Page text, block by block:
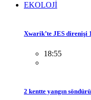
EKOLOJİ
Xwarik’te JES direnişi
18:55
2 kentte yangın